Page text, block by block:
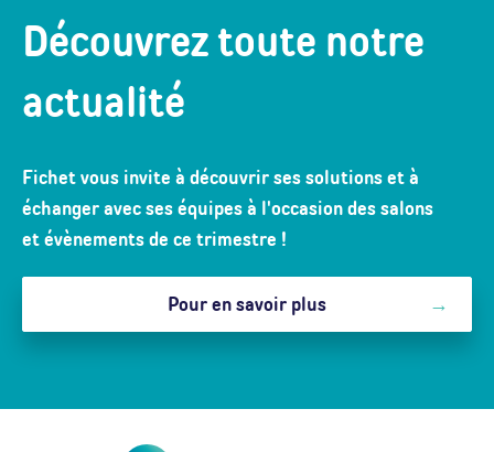
Découvrez toute notre
actualité
Fichet vous invite à découvrir ses solutions et à
échanger avec ses équipes à l'occasion des salons
et évènements de ce trimestre !
Pour en savoir plus